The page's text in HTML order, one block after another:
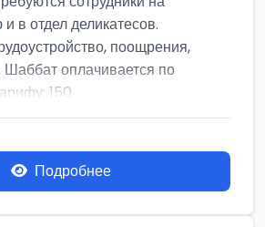
в отдел деликатесов.
поощрения,
оплачивается по
150
Подробнее